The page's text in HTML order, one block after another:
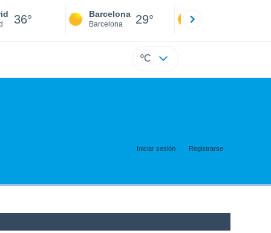
36° Barcelona
Barcelona 29°
ºC
Iniciar sesión Registrarse